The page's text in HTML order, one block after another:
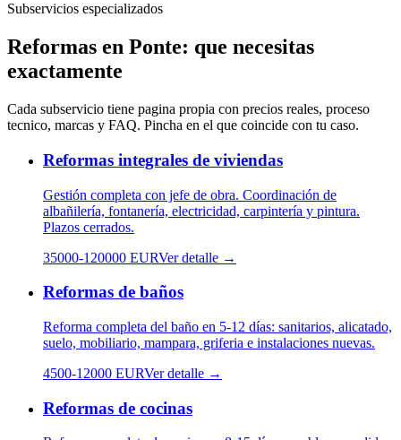
Subservicios especializados
Reformas en Ponte: que necesitas
exactamente
Cada subservicio tiene pagina propia con precios reales, proceso
tecnico, marcas y FAQ. Pincha en el que coincide con tu caso.
Reformas integrales de viviendas
Gestión completa con jefe de obra. Coordinación de
albañilería, fontanería, electricidad, carpintería y pintura.
Plazos cerrados.
35000-120000 EURVer detalle →
Reformas de baños
Reforma completa del baño en 5-12 días: sanitarios, alicatado,
suelo, mobiliario, mampara, griferia e instalaciones nuevas.
4500-12000 EURVer detalle →
Reformas de cocinas